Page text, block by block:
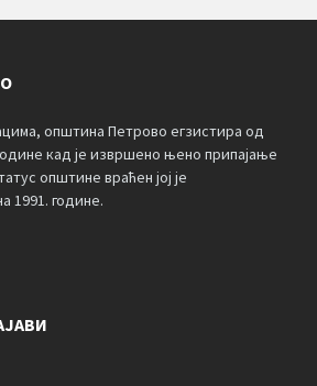
општина Петрово егзистира од
кад је извршено њено припајање
општине враћен јој је
1991. године.